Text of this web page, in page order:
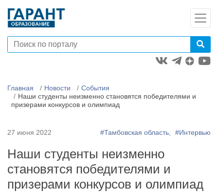
Главная Новости
События
Наши студенты неизменно становятся победителями и
призерами конкурсов и олимпиад
27 июня 2022 #Тамбовская область, #Интервью
Наши студенты неизменно
становятся победителями и
призерами конкурсов и олимпиад